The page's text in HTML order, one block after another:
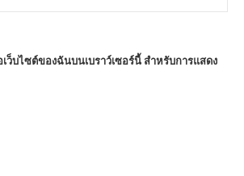
ว็บไซต์ของฉันบนเบราว์เซอร์นี้ สำหรับการแสดง